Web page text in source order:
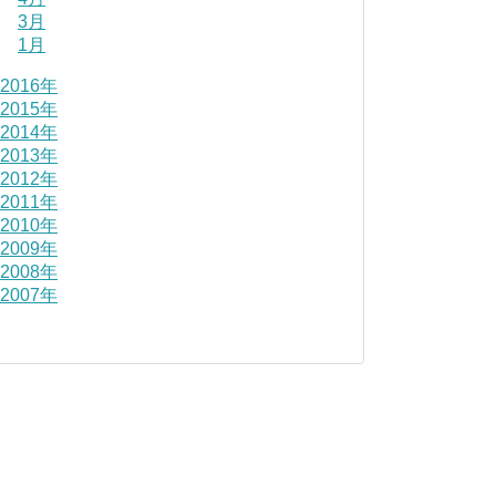
3月
1月
2016年
2015年
2014年
2013年
2012年
2011年
2010年
2009年
2008年
2007年